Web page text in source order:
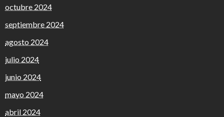
octubre 2024
septiembre 2024
agosto 2024
julio 2024
junio 2024
mayo 2024
abril 2024